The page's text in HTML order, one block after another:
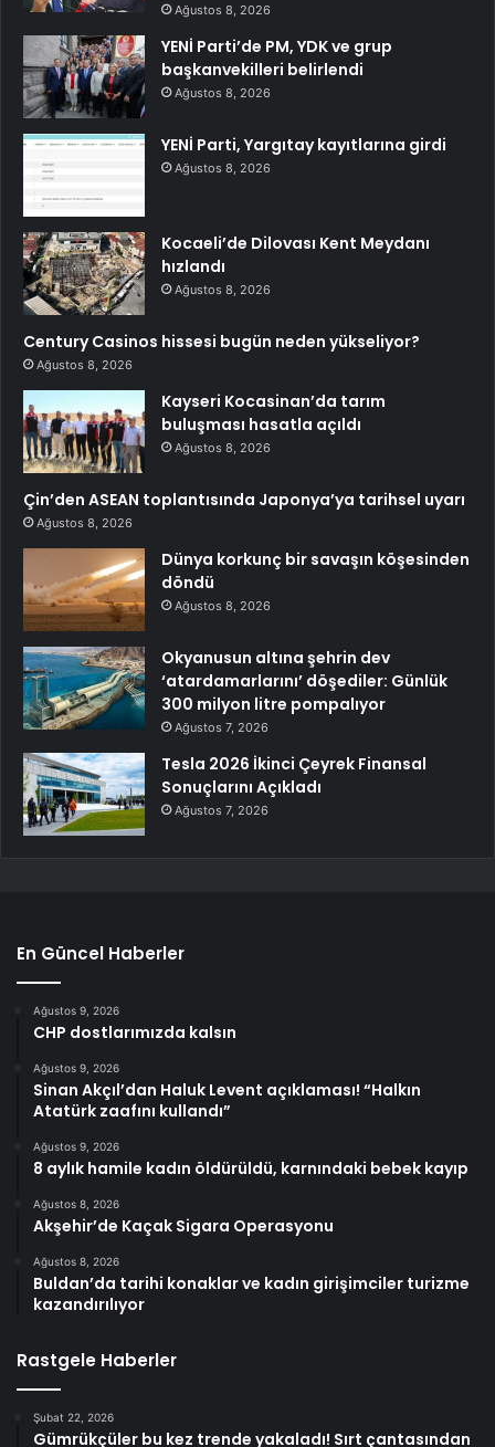
Ağustos 8, 2026
YENİ Parti’de PM, YDK ve grup
başkanvekilleri belirlendi
Ağustos 8, 2026
YENİ Parti, Yargıtay kayıtlarına girdi
Ağustos 8, 2026
Kocaeli’de Dilovası Kent Meydanı
hızlandı
Ağustos 8, 2026
Century Casinos hissesi bugün neden yükseliyor?
Ağustos 8, 2026
Kayseri Kocasinan’da tarım
buluşması hasatla açıldı
Ağustos 8, 2026
Çin’den ASEAN toplantısında Japonya’ya tarihsel uyarı
Ağustos 8, 2026
Dünya korkunç bir savaşın köşesinden
döndü
Ağustos 8, 2026
Okyanusun altına şehrin dev
‘atardamarlarını’ döşediler: Günlük
300 milyon litre pompalıyor
Ağustos 7, 2026
Tesla 2026 İkinci Çeyrek Finansal
Sonuçlarını Açıkladı
Ağustos 7, 2026
En Güncel Haberler
Ağustos 9, 2026
CHP dostlarımızda kalsın
Ağustos 9, 2026
Sinan Akçıl’dan Haluk Levent açıklaması! “Halkın
Atatürk zaafını kullandı”
Ağustos 9, 2026
8 aylık hamile kadın öldürüldü, karnındaki bebek kayıp
Ağustos 8, 2026
Akşehir’de Kaçak Sigara Operasyonu
Ağustos 8, 2026
Buldan’da tarihi konaklar ve kadın girişimciler turizme
kazandırılıyor
Rastgele Haberler
Şubat 22, 2026
Gümrükçüler bu kez trende yakaladı! Sırt çantasından